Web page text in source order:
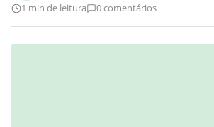
1 min de leitura
0 comentários